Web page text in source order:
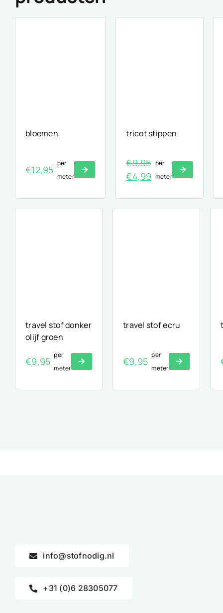
bloemen
€12,95
per
meter
tricot stippen
€9,95
Original
was:
€4,99 Current
is:
per
meter
travel stof donker
olijf groen
€9,95
per
meter
travel stof ecru
€9,95
per
meter
info@stofnodig.nl
+31 (0)6 28305077